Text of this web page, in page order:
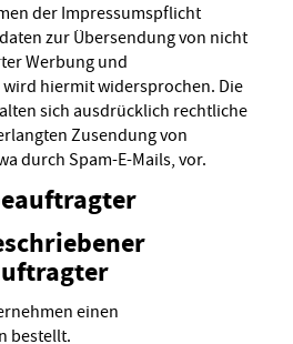
der Impressumspflicht
zur Übersendung von nicht
Werbung und
hiermit widersprochen. Die
sich ausdrücklich rechtliche
Zusendung von
durch Spam-E-Mails, vor.
einen
bestellt.